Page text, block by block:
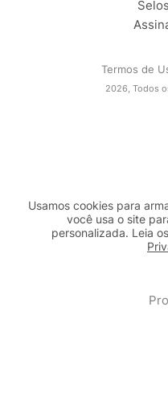
Termos de
2026, Todos
Usamos cookies para
você usa o site
personalizada. Leia